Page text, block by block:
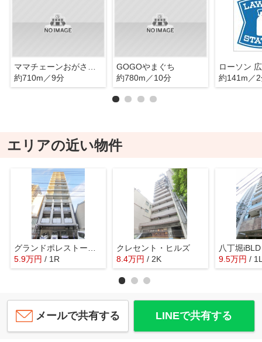
約710m／9分
GOGOやまぐち
約780m／10分
ローソン
約141m／
エリアの近い物件
5.9万円 / 1R
クレセント・ヒルズ
8.4万円 / 2K
八丁堀iBLD
9.5万円 /
メールで共有する LINEで共有する